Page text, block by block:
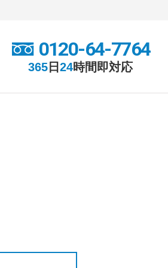
0120-64-7764
365 日 24時間即対応